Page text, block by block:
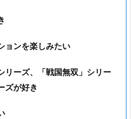
ョンを楽しみたい
リーズ、「戦国無双」シリー
ズが好き